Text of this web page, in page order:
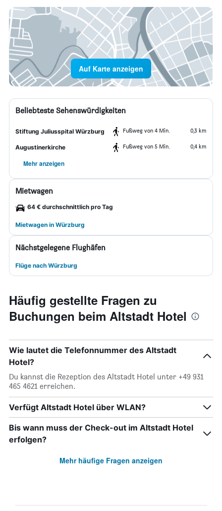
Auf Karte anzeigen
Beliebteste Sehenswürdigkeiten
Stiftung Juliusspital Würzburg Fußweg von 4 Min. 0,3 km
Augustinerkirche Fußweg von 5 Min. 0,4 km
Mehr anzeigen
Mietwagen
64 € durchschnittlich pro Tag
Mietwagen in Würzburg
Nächstgelegene Flughäfen
Flüge nach Würzburg
Häufig gestellte Fragen zu
Buchungen beim Altstadt Hotel
Wie lautet die Telefonnummer des Altstadt
Hotel?
Du kannst die Rezeption des Altstadt Hotel unter +49 931
465 4621 erreichen.
Verfügt Altstadt Hotel über WLAN?
Bis wann muss der Check-out im Altstadt Hotel
erfolgen?
Mehr häufige Fragen anzeigen